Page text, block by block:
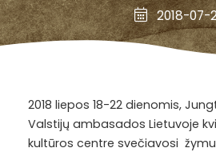
2018-07-
2018 liepos 18-22 dienomis,
Valstijų ambasados Lietuvoje
kultūros centre svečiavosi